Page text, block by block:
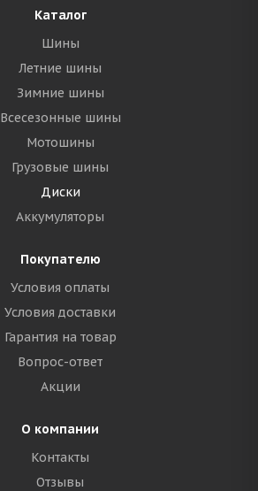
Каталог
Шины
Летние шины
Зимние шины
Всесезонные шины
Мотошины
Грузовые шины
Диски
Аккумуляторы
Покупателю
Условия оплаты
Условия доставки
Гарантия на товар
Вопрос-ответ
Акции
О компании
Контакты
Отзывы